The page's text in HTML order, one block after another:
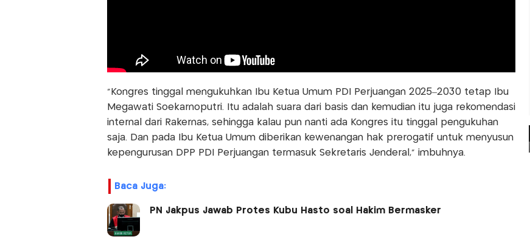
"Kongres tinggal mengukuhkan Ibu Ketua Umum PDI Perjuangan 2025–2030 tetap Ibu
Megawati Soekarnoputri. Itu adalah suara dari basis dan kemudian itu juga rekomendasi
internal dari Rakernas, sehingga kalau pun nanti ada Kongres itu tinggal pengukuhan
saja. Dan pada Ibu Ketua Umum diberikan kewenangan hak prerogatif untuk menyusun
kepengurusan DPP PDI Perjuangan termasuk Sekretaris Jenderal," imbuhnya.
Baca Juga:
PN Jakpus Jawab Protes Kubu Hasto soal Hakim Bermasker